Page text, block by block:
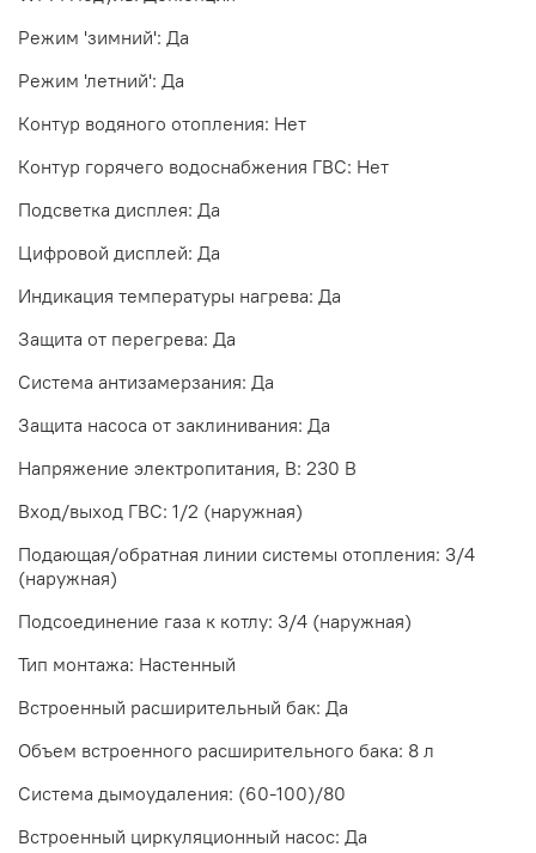
Режим 'зимний': Да
Режим 'летний': Да
Контур водяного отопления: Нет
Контур горячего водоснабжения ГВС: Нет
Подсветка дисплея: Да
Цифровой дисплей: Да
Индикация температуры нагрева: Да
Защита от перегрева: Да
Система антизамерзания: Да
Защита насоса от заклинивания: Да
Напряжение электропитания, В: 230 В
Вход/выход ГВС: 1/2 (наружная)
Подающая/обратная линии системы отопления: 3/4
(наружная)
Подсоединение газа к котлу: 3/4 (наружная)
Тип монтажа: Настенный
Встроенный расширительный бак: Да
Объем встроенного расширительного бака: 8 л
Система дымоудаления: (60-100)/80
Встроенный циркуляционный насос: Да